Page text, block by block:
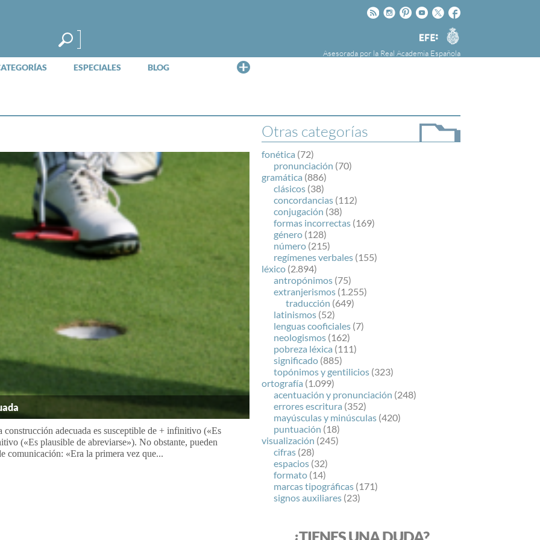
Facebook
Twitter
Youtube
Pinteres
Instagram
Rss
Agencia
EFE
Asesorada por la Real Academia Española
ESPECIALES BLOG
la Agencia Efe y la Real Academia Española,
cuyo objetivo es colaborar con el buen uso del
español en los medios de comunicación y en
Internet.
Otras categorías
fonética (72)
pronunciación (70)
gramática (886)
clásicos (38)
concordancias (112)
conjugación (38)
formas incorrectas (169)
género (128)
número (215)
regímenes verbales (155)
léxico (2.894)
antropónimos (75)
extranjerismos (1.255)
traducción (649)
latinismos (52)
lenguas cooficiales (7)
neologismos (162)
pobreza léxica (111)
significado (885)
topónimos y gentilicios (323)
ortografía (1.099)
acentuación y pronunciación (248)
errores escritura (352)
mayúsculas y minúsculas (420)
puntuación (18)
visualización (245)
cifras (28)
espacios (32)
formato (14)
marcas tipográficas (171)
signos auxiliares (23)
adecuada es susceptible de + infinitivo («Es
(«Es plausible de abreviarse»). No obstante, pueden
comunicación: «Era la primera vez que...
¿TIENES UNA DUDA?